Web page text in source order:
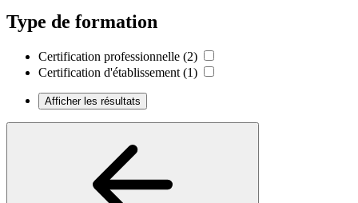
Type de formation
Certification professionnelle (2)
Certification d'établissement (1)
Afficher les résultats